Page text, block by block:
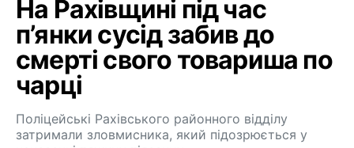
На Рахівщині під час
п’янки сусід забив до
смерті свого товариша по
чарці
Поліцейські Рахівського районного відділу
затримали зловмисника, який підозрюється у